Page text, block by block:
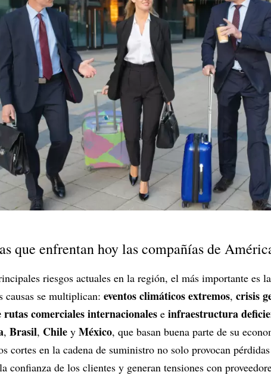
que enfrentan hoy las compañías de
riesgos actuales en la región, el más importante es la
causas se multiplican: eventos climáticos extremos, crisis
rutas comerciales internacionales e infraestructura
, Brasil, Chile y México, que basan buena parte de su
cortes en la cadena de suministro no solo provocan
confianza de los clientes y generan tensiones con